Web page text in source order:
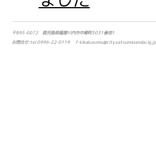
〒895-0072 鹿児島県薩摩川内市中郷町5031番地1
お問合せ:tel 0996-22-0119 f-kikakusomu@city.satsumasendai.lg.jp